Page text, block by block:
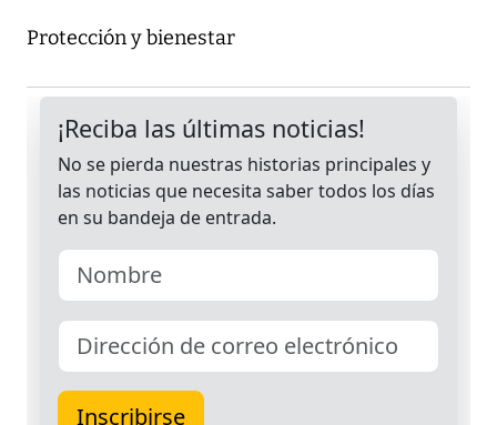
Protección y bienestar